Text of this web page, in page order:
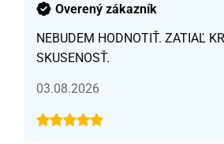
Overený zákazník
NEBUDEM HODNOTIŤ. ZATIAĽ
SKUSENOSŤ.
03.08.2026